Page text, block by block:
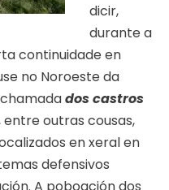
dicir,
durante a
continuidade en
no Noroeste da
chamada dos castros
outras cousas,
en xeral en
defensivos